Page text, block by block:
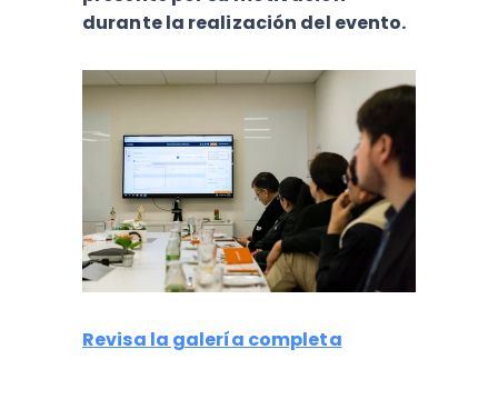
durante la realización del evento.
Revisa la galería completa